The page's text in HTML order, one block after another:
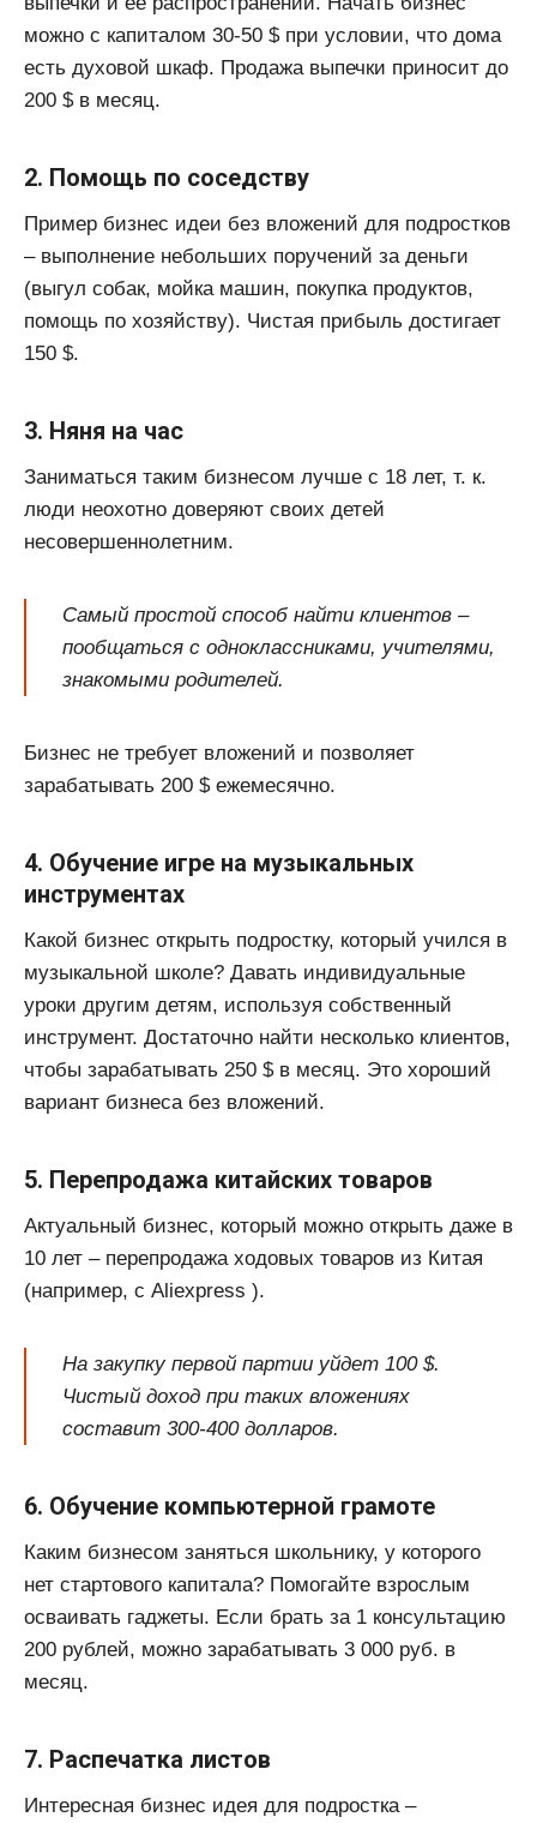
можно с капиталом 30-50 $ при условии, что дома
есть духовой шкаф. Продажа выпечки приносит до
200 $ в месяц.
2. Помощь по соседству
Пример бизнес идеи без вложений для подростков
– выполнение небольших поручений за деньги
(выгул собак, мойка машин, покупка продуктов,
помощь по хозяйству). Чистая прибыль достигает
150 $.
3. Няня на час
Заниматься таким бизнесом лучше с 18 лет, т. к.
люди неохотно доверяют своих детей
несовершеннолетним.
Самый простой способ найти клиентов –
пообщаться с одноклассниками, учителями,
знакомыми родителей.
Бизнес не требует вложений и позволяет
зарабатывать 200 $ ежемесячно.
4. Обучение игре на музыкальных
инструментах
Какой бизнес открыть подростку, который учился в
музыкальной школе? Давать индивидуальные
уроки другим детям, используя собственный
инструмент. Достаточно найти несколько клиентов,
чтобы зарабатывать 250 $ в месяц. Это хороший
вариант бизнеса без вложений.
5. Перепродажа китайских товаров
Актуальный бизнес, который можно открыть даже в
10 лет – перепродажа ходовых товаров из Китая
(например, с Aliexpress ).
На закупку первой партии уйдет 100 $.
Чистый доход при таких вложениях
составит 300-400 долларов.
6. Обучение компьютерной грамоте
Каким бизнесом заняться школьнику, у которого
нет стартового капитала? Помогайте взрослым
осваивать гаджеты. Если брать за 1 консультацию
200 рублей, можно зарабатывать 3 000 руб. в
месяц.
7. Распечатка листов
Интересная бизнес идея для подростка –